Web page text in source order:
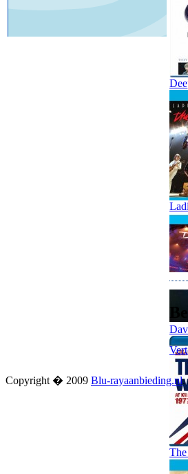
Copyright � 2009 Blu-rayaanbieding.nl.